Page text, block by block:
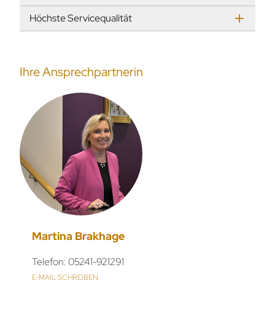
Ihre Ansprechpartnerin
Martina Brakhage
Telefon: 05241-921291
E-MAIL SCHREIBEN
Höchste Servicequalität